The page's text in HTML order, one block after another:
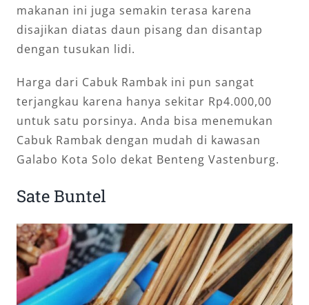
makanan ini juga semakin terasa karena
disajikan diatas daun pisang dan disantap
dengan tusukan lidi.
Harga dari Cabuk Rambak ini pun sangat
terjangkau karena hanya sekitar Rp4.000,00
untuk satu porsinya. Anda bisa menemukan
Cabuk Rambak dengan mudah di kawasan
Galabo Kota Solo dekat Benteng Vastenburg.
Sate Buntel